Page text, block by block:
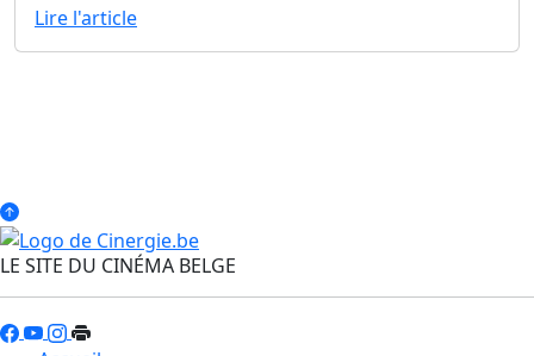
Lire l'article
LE SITE DU CINÉMA BELGE